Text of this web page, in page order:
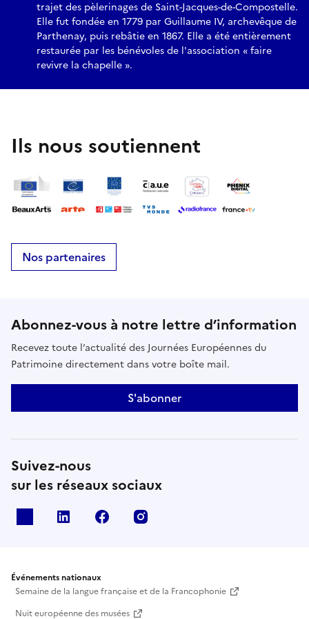
trajet des pèlerinages de Saint-Jacques-de-Compostelle.
Elle fut fondée en 1779 par Guillaume IV, archevêque de
Parthenay, puis rebâtie en 1867. Elle a été entièrement
restaurée par les bénévoles de l'association « faire
revivre la chapelle ».
Ils nous soutiennent
Nos partenaires
Abonnez-vous à notre lettre d’information
Recevez toute l’actualité des Journées Européennes du
Patrimoine directement dans votre boîte mail.
S'abonner
Suivez-nous
sur les réseaux sociaux
Linkedin Facebook
Événements nationaux
Semaine de la langue française et de la Francophonie
Nuit européenne des musées